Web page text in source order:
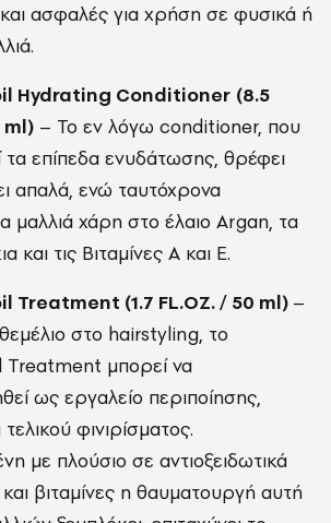
ασφαλές για χρήση σε φυσικά ή
Hydrating Conditioner (8.5
ml) – Το εν λόγω conditioner, που
τα επίπεδα ενυδάτωσης, θρέφει
απαλά, ενώ ταυτόχρονα
μαλλιά χάρη στο έλαιο Argan, τα
και τις Βιταμίνες A και E.
Treatment (1.7 FL.OZ. / 50 ml) –
στο hairstyling, το
μπορεί να
ως εργαλείο περιποίησης,
φινιρίσματος.
με πλούσιο σε αντιοξειδωτικά
βιταμίνες η θαυματουργή αυτή